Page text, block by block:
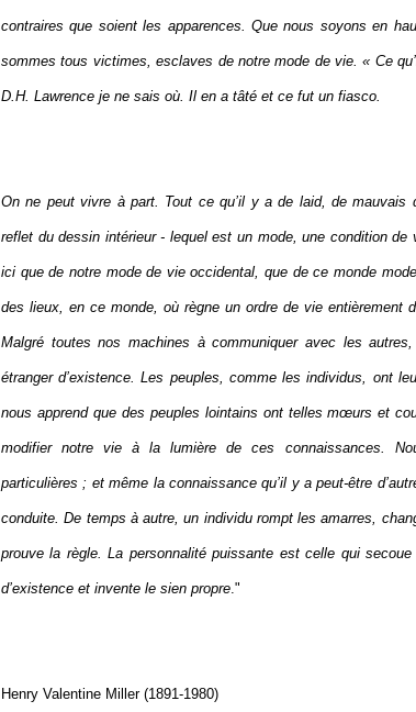
contraires que soient les apparences. Que nous soyons en
sommes tous victimes, esclaves de notre mode de vie. « Ce
D.H. Lawrence je ne sais où. Il en a tâté et ce fut un fiasco.
On ne peut vivre à part. Tout ce qu’il y a de laid, de mauvais
reflet du dessin intérieur - lequel est un mode, une condition de
ici que de notre mode de vie occidental, que de ce monde
des lieux, en ce monde, où règne un ordre de vie entièrement
Malgré toutes nos machines à communiquer avec les
étranger d’existence. Les peuples, comme les individus, ont
nous apprend que des peuples lointains ont telles mœurs et
modifier notre vie à la lumière de ces connaissances.
particulières ; et même la connaissance qu’il y a peut-être
conduite. De temps à autre, un individu rompt les amarres,
prouve la règle. La personnalité puissante est celle qui
d’existence et invente le sien propre."
Henry Valentine Miller (1891-1980)